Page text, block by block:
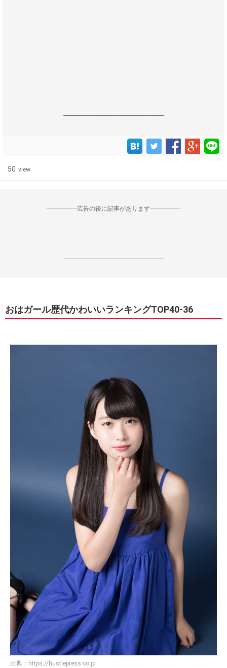
------------------------------------------------------------------
50 view
--------------------広告の後に記事があります--------------------
------------------------------------------------------------------
おはガール歴代かわいいランキングTOP40-36
出典： https://hustlepress.co.jp